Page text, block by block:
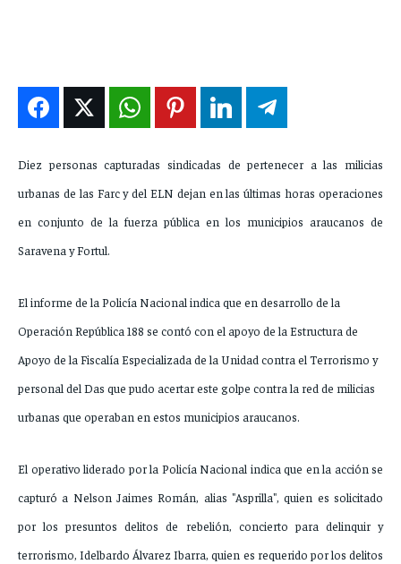
NOSOTROS
INSTITUCIONAL
PUATE CON NOSOTROS
NOSOTROS
INSTITUCIONAL
PUATE CON NOSOTROS
NOSOTROS
INSTITUCIONAL
PUATE CON NOSOTROS
NOSOTROS
INSTITUCIONAL
PUATE CON NOSOTROS
Diez personas capturadas sindicadas de pertenecer a las milicias
urbanas de las Farc y del ELN dejan en las últimas horas operaciones
en conjunto de la fuerza pública en los municipios araucanos de
Saravena y Fortul.
El informe de la Policía Nacional indica que en desarrollo de la
Operación República 188 se contó con el apoyo de la Estructura de
Apoyo de la Fiscalía Especializada de la Unidad contra el Terrorismo y
personal del Das que pudo acertar este golpe contra la red de milicias
urbanas que operaban en estos municipios araucanos.
El operativo liderado por la Policía Nacional indica que en la acción se
capturó a Nelson Jaimes Román, alias "Asprilla", quien es solicitado
por los presuntos delitos de rebelión, concierto para delinquir y
terrorismo, Idelbardo Álvarez Ibarra, quien es requerido por los delitos